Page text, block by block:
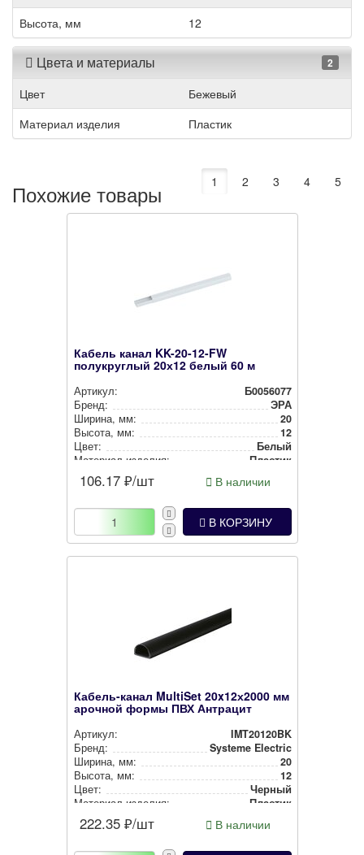
Высота, мм
12
Цвета и материалы 2
Цвет
Бежевый
Материал изделия
Пластик
Похожие товары 1 2 3 4 5
Кабель канал KK-20-12-FW
полукруглый 20х12 белый 60 м
Артикул:
Б0056077
Бренд:
ЭРА
Ширина, мм:
20
Высота, мм:
12
Цвет:
Белый
Материал изделия:
Пластик
106.17 ₽/шт В наличии
В КОРЗИНУ
Кабель-канал MultiSet 20x12х2000 мм
арочной формы ПВХ Антрацит
Артикул:
IMT20120BK
Бренд:
Systeme Electric
Ширина, мм:
20
Высота, мм:
12
Цвет:
Черный
Материал изделия:
Пластик
222.35 ₽/шт В наличии